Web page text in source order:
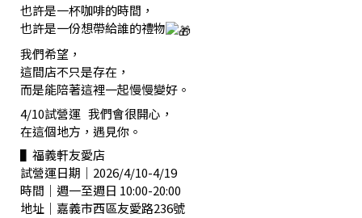
也許是一杯咖啡的時間，
也許是一份想帶給誰的禮物
我們希望，
這間店不只是存在，
而是能陪著這裡一起慢慢變好。
4/10試營運 我們會很開心，
在這個地方，遇見你。
▌福義軒友愛店
試營運日期｜2026/4/10-4/19
時間｜週一至週日 10:00-20:00
地址｜嘉義市西區友愛路236號